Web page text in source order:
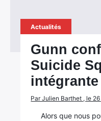
Actualités
Gunn
Suicide
intégrante
Par Julien Barthet , le
Alors que nous